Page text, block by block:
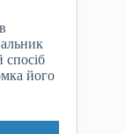
його